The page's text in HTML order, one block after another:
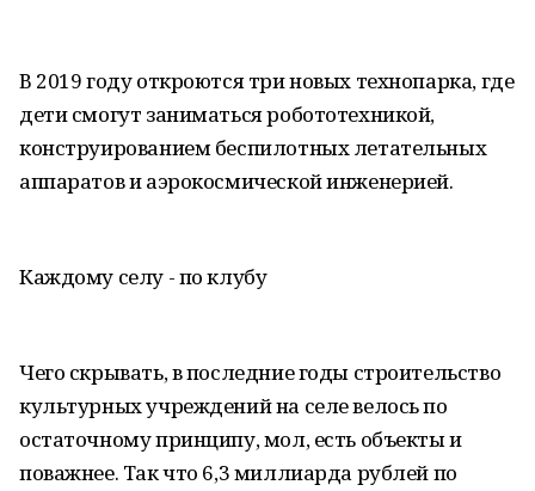
В 2019 году откроются три новых технопарка, где
дети смогут заниматься робототехникой,
конструированием беспилотных летательных
аппаратов и аэрокосмической инженерией.
Каждому селу - по клубу
Чего скрывать, в последние годы строительство
культурных учреждений на селе велось по
остаточному принципу, мол, есть объекты и
поважнее. Так что 6,3 миллиарда рублей по